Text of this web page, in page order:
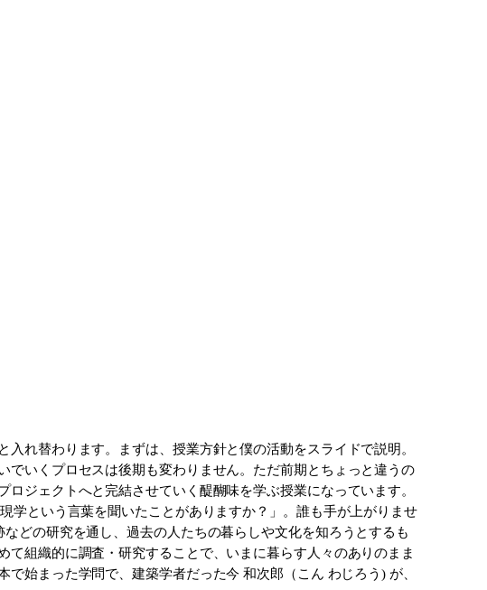
れ替わります。まずは、授業方針と僕の活動をスライドで説明。
いくプロセスは後期も変わりません。ただ前期とちょっと違うの
ジェクトへと完結させていく醍醐味を学ぶ授業になっています。
という言葉を聞いたことがありますか？」。誰も手が上がりませ
どの研究を通し、過去の人たちの暮らしや文化を知ろうとするも
組織的に調査・研究することで、いまに暮らす人々のありのまま
始まった学問で、建築学者だった今 和次郎（こん わじろう) が、